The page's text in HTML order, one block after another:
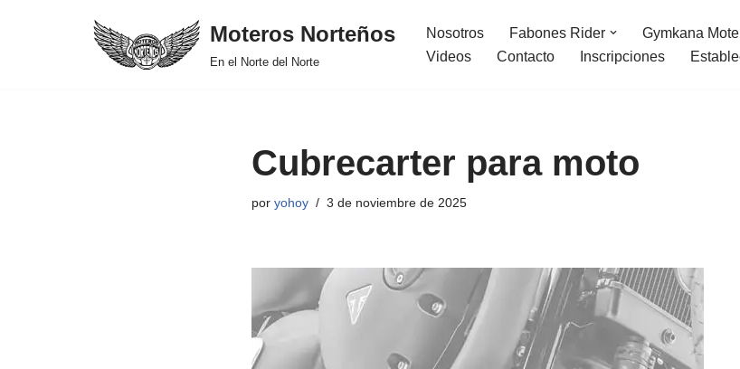
Moteros Norteños
En el Norte del Norte
Nosotros Fabones Rider Gymkana
Videos
Contacto Inscripciones
Cubrecarter para moto
por yohoy 3 de noviembre de 2025